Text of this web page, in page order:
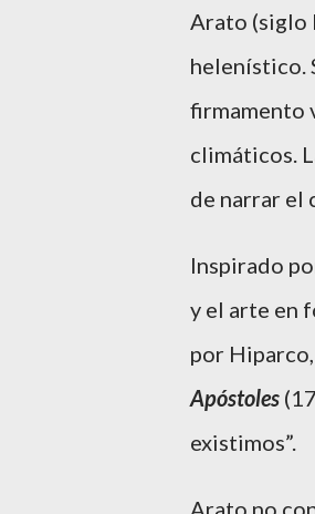
Arato (siglo
helenístico.
firmamento
climáticos.
de narrar el
Inspirado
y el arte en
por
Apóstoles
existimos”.
Arato no